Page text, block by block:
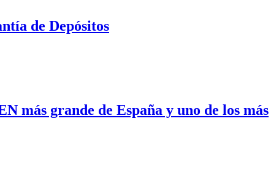
de Depósitos
más grande de España y uno de los más